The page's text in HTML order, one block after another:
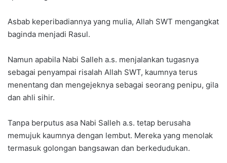
Asbab keperibadiannya yang mulia, Allah SWT mengangkat
baginda menjadi Rasul.
Namun apabila Nabi Salleh a.s. menjalankan tugasnya
sebagai penyampai risalah Allah SWT, kaumnya terus
menentang dan mengejeknya sebagai seorang penipu, gila
dan ahli sihir.
Tanpa berputus asa Nabi Salleh a.s. tetap berusaha
memujuk kaumnya dengan lembut. Mereka yang menolak
termasuk golongan bangsawan dan berkedudukan.